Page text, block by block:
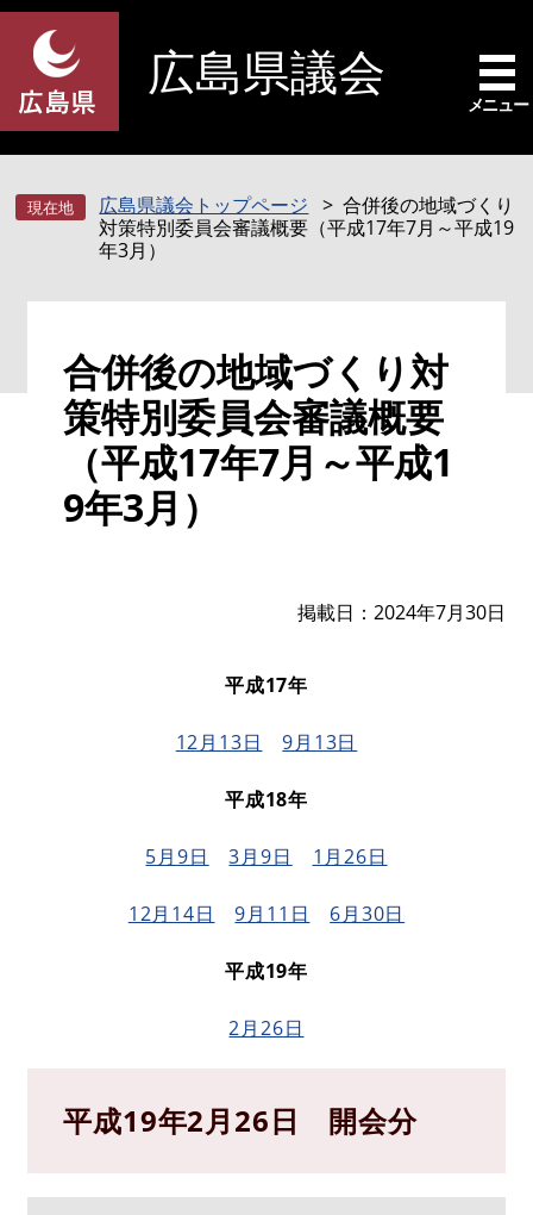
ペ
先
頭
す
メ
を
飛
し
広島県議会
メニュー
広島県議会トップページ
合併後の地域づくり
対策特別委員会審議概要（平成17年7月～平成19
年3月）
合併後の地域づくり対
策特別委員会審議概要
（平成17年7月～平成1
9年3月）
掲載日 2024年7月30日
平成17年
12月13日 9月13日
平成18年
5月9日 3月9日 1月26日
12月14日 9月11日 6月30日
平成19年
2月26日
平成19年2月26日 開会分